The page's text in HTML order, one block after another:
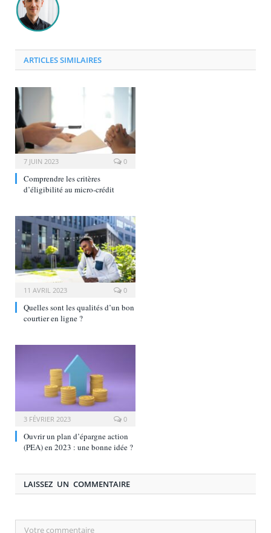
ARTICLES SIMILAIRES
7 JUIN 2023 0
Comprendre les critères
d’éligibilité au micro-crédit
11 AVRIL 2023 0
Quelles sont les qualités d’un bon
courtier en ligne ?
3 FÉVRIER 2023 0
Ouvrir un plan d’épargne action
(PEA) en 2023 : une bonne idée ?
LAISSEZ UN COMMENTAIRE